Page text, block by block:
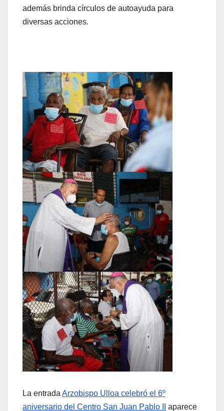
además brinda círculos de autoayuda para
diversas acciones.
La entrada Arzobispo Ulloa celebró el 6º
aniversario del Centro San Juan Pablo II
aparece